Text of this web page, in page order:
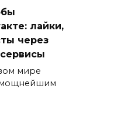
лайки,
через
мире
мощнейшим